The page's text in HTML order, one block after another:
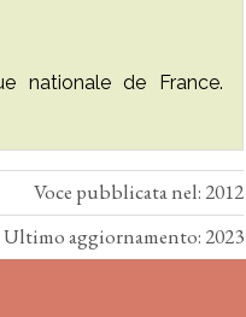
nationale de France.
Voce pubblicata nel: 2012
Ultimo aggiornamento: 2023